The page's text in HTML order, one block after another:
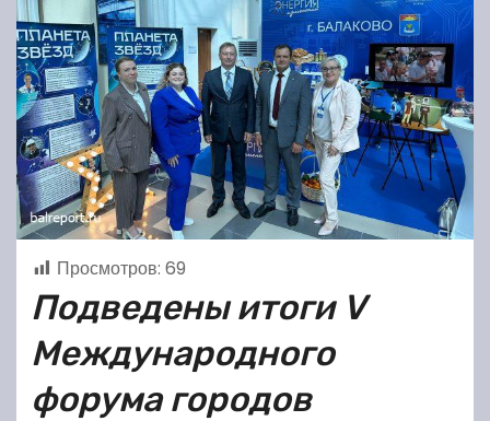
Просмотров: 69
Подведены итоги V
Международного
форума городов